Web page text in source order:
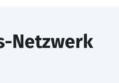
Netzwerk